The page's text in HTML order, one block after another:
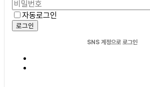
자동로그인
로그인
SNS 계정으로 로그인